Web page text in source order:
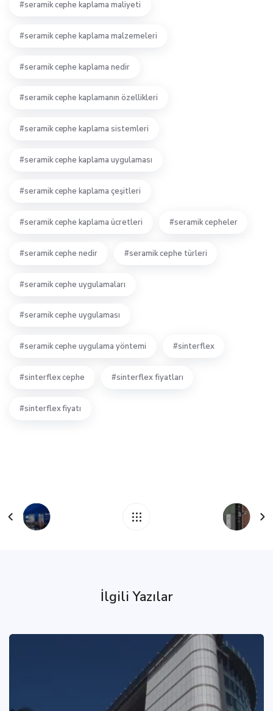
seramik cephe kaplama maliyeti
seramik cephe kaplama malzemeleri
seramik cephe kaplama nedir
seramik cephe kaplamanın özellikleri
seramik cephe kaplama sistemleri
seramik cephe kaplama uygulaması
seramik cephe kaplama çeşitleri
seramik cephe kaplama ücretleri seramik cepheler
seramik cephe nedir seramik cephe türleri
seramik cephe uygulamaları
seramik cephe uygulaması
seramik cephe uygulama yöntemi sinterflex
sinterflex cephe sinterflex fiyatları
sinterflex fiyatı
İlgili Yazılar